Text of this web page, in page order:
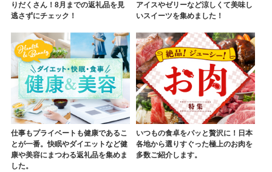
りだくさん！8月までの返礼品を見
逃さずにチェック！
アイスやゼリーなど涼しくて美味し
いスイーツを集めました！
仕事もプライベートも健康であるこ
とが一番。快眠やダイエットなど健
康や美容にまつわる返礼品を集めま
した。
いつもの食卓をパッと贅沢に！日本
各地から選りすぐった極上のお肉を
多数ご紹介します。